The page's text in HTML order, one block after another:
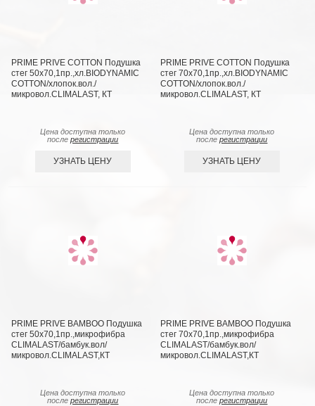
PRIME PRIVE COTTON Подушка
стег 50х70,1пр.,хл.BIODYNAMIC
COTTON/хлопок.вол./
микровол.CLIMALAST, КТ
Цена доступна только
послерегистрации
УЗНАТЬ ЦЕНУ
PRIME PRIVE COTTON Подушка
стег 70х70,1пр.,хл.BIODYNAMIC
COTTON/хлопок.вол./
микровол.CLIMALAST, КТ
Цена доступна только
послерегистрации
УЗНАТЬ ЦЕНУ
PRIME PRIVE BAMBOO Подушка
стег 50х70,1пр.,микрофибра
CLIMALAST/бамбук.вол/
микровол.CLIMALAST,КТ
Цена доступна только
послерегистрации
PRIME PRIVE BAMBOO Подушка
стег 70х70,1пр.,микрофибра
CLIMALAST/бамбук.вол/
микровол.CLIMALAST,КТ
Цена доступна только
послерегистрации